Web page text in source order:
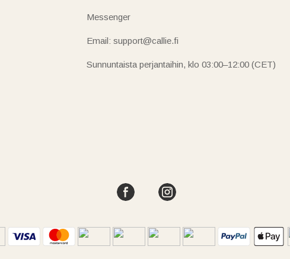
Messenger
Email: support@callie.fi
Sunnuntaista perjantaihin, klo 03:00–12:00 (CET)